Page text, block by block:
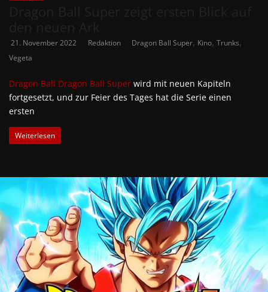
21. November 2022 Redaktion Dragon Ball Super, Kino, Trunks,
Vegeta
Dragon Ball Dragon Ball Super wird mit neuen Kapiteln
fortgesetzt, und zur Feier des Tages hat die Serie einen
ersten
Weiterlesen